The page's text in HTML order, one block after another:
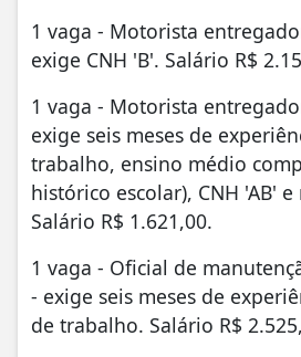
1 vaga - Motorista
exige CNH 'B'. Salário R$
1 vaga - Motorista
exige seis meses de
trabalho, ensino médio
histórico escolar), CNH 'AB'
Salário R$ 1.621,00.
1 vaga - Oficial de
- exige seis meses de
de trabalho. Salário R$